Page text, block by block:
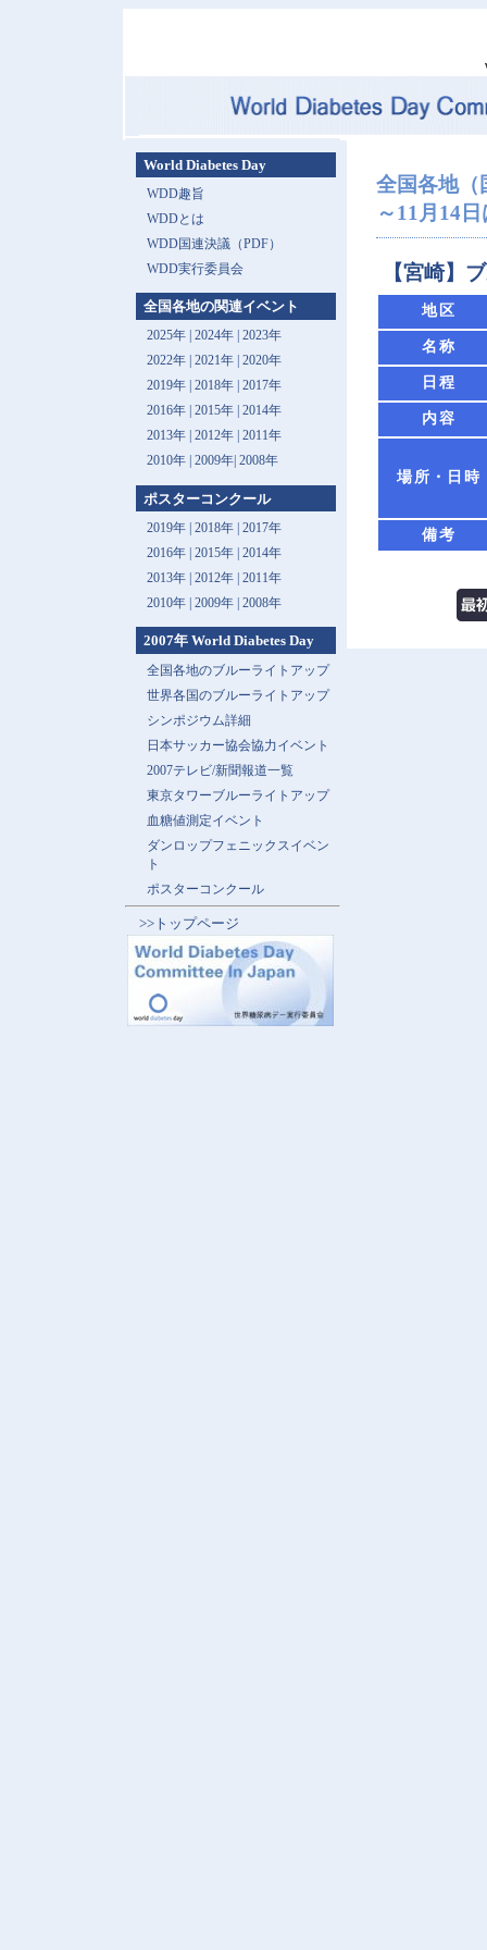
全国各地（
～11月14
【宮崎】
地区
名称
日程
内容
場所・日時
備考
World Diabetes Day
WDD趣旨
WDDとは
WDD国連決議（PDF）
WDD実行委員会
全国各地の関連イベント
2025年| 2024年| 2023年
2022年| 2021年| 2020年
2019年| 2018年| 2017年
2016年| 2015年| 2014年
2013年 | 2012年| 2011年
2010年| 2009年| 2008年
ポスターコンクール
2019年 | 2018年 | 2017年
2016年 | 2015年 | 2014年
2013年 | 2012年 | 2011年
2010年 | 2009年 | 2008年
2007年 World Diabetes Day
全国各地のブルーライトアップ
世界各国のブルーライトアップ
シンポジウム詳細
日本サッカー協会協力イベント
2007テレビ/新聞報道一覧
東京タワーブルーライトアップ
血糖値測定イベント
ダンロップフェニックスイベン
ト
ポスターコンクール
>>トップページ